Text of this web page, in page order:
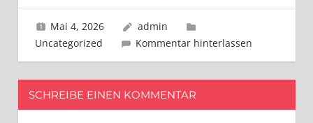
Mai 4, 2026
admin
Uncategorized
Kommentar hinterlassen
SCHREIBE EINEN KOMMENTAR